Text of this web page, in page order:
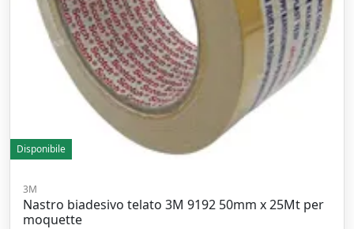
Disponibile
3M
Nastro biadesivo telato 3M 9192 50mm x 25Mt per
moquette